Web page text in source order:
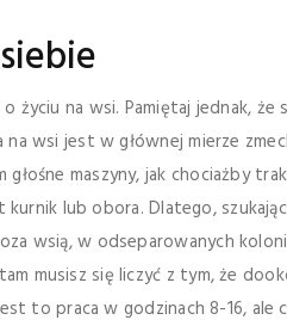
życiu na wsi. Pamiętaj jednak, że
wsi jest w głównej mierze
głośne maszyny, jak chociażby
lub obora. Dlatego,
wsią, w odseparowanych
musisz się liczyć z tym, że
to praca w godzinach 8-16, ale